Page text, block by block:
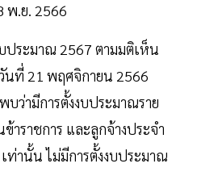
พ.ย. 2566
ประมาณ 2567 ตามมติเห็น
นที่ 21 พฤศจิกายน 2566
บว่ามีการตั้งงบประมาณราย
าราชการ และลูกจ้างประจำ
เท่านั้น ไม่มีการตั้งงบประมาณ